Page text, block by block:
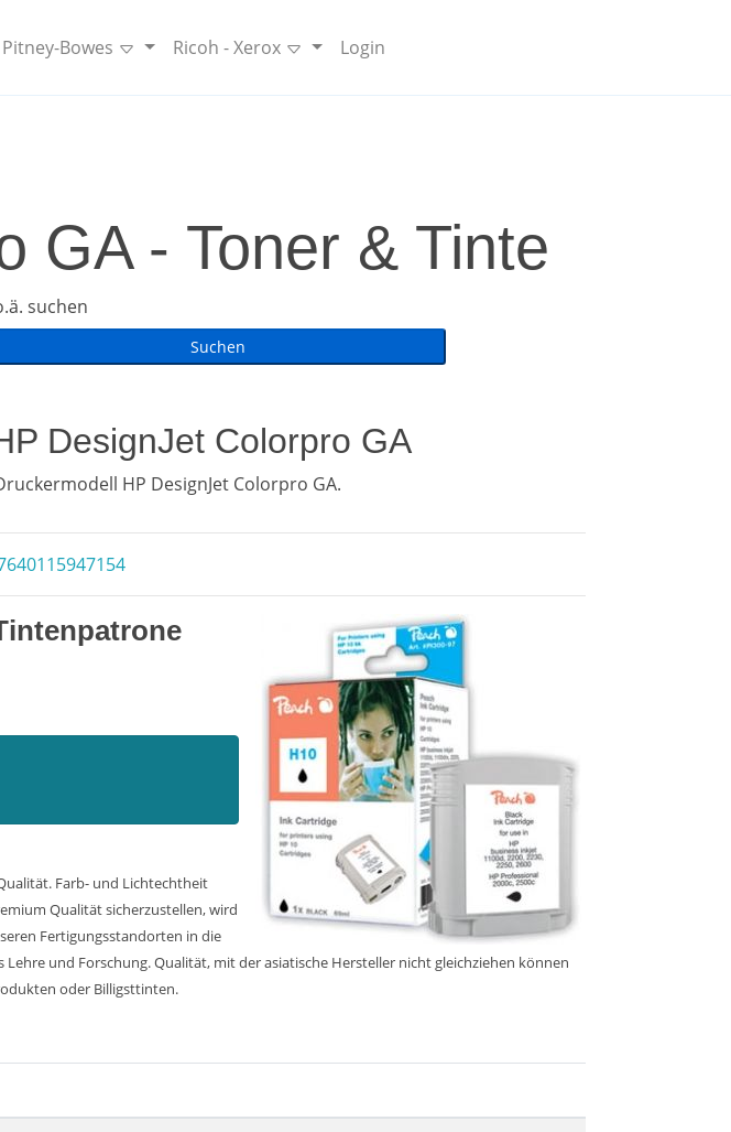
Bowes Ricoh - Xerox Login
GA - Toner & Tinte
suchen
DesignJet Colorpro GA
HP DesignJet Colorpro GA.
Farb- und Lichtechtheit
Qualität sicherzustellen, wird
Fertigungsstandorten in die
und Forschung. Qualität, mit der asiatische Hersteller nicht gleichziehen können
oder Billigsttinten.